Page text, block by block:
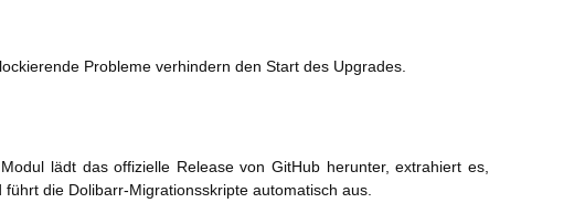
Probleme verhindern den Start des Upgrades.
lädt das offizielle Release von GitHub herunter, extrahiert es,
die Dolibarr-Migrationsskripte automatisch aus.